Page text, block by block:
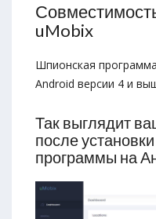
uMobix
Шпионская
Android версии 4 и
Так выглядит
после
программы на